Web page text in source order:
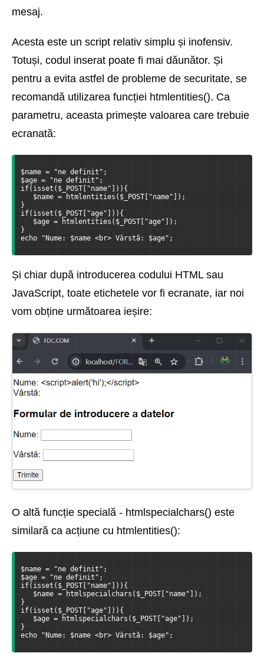
mesaj.
Acesta este un script relativ simplu și inofensiv.
Totuși, codul inserat poate fi mai dăunător. Și
pentru a evita astfel de probleme de securitate, se
recomandă utilizarea funcției htmlentities(). Ca
parametru, aceasta primește valoarea care trebuie
ecranată:
$name = "ne definit";
$age = "ne definit";
if(isset($_POST["name"])){
$name = htmlentities($_POST["name"]);
}
if(isset($_POST["age"])){
$age = htmlentities($_POST["age"]);
}
echo "Nume: $name <br> Vârstă: $age";
Și chiar după introducerea codului HTML sau
JavaScript, toate etichetele vor fi ecranate, iar noi
vom obține următoarea ieșire:
O altă funcție specială - htmlspecialchars() este
similară ca acțiune cu htmlentities():
$name = "ne definit";
$age = "ne definit";
if(isset($_POST["name"])){
$name = htmlspecialchars($_POST["name"]);
}
if(isset($_POST["age"])){
$age = htmlspecialchars($_POST["age"]);
}
echo "Nume: $name <br> Vârstă: $age";